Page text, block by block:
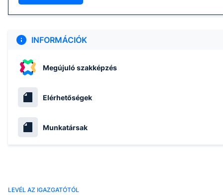
INFORMÁCIÓK
Megújuló szakképzés
Elérhetőségek
Munkatársak
LEVÉL AZ IGAZGATÓTÓL